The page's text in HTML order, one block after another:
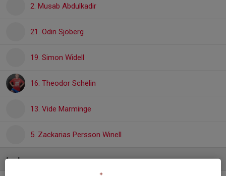
2. Musab Abdulkadir
21. Odin Sjöberg
19. Simon Widell
16. Theodor Schelin
13. Vide Marminge
5. Zackarias Persson Winell
Ledare